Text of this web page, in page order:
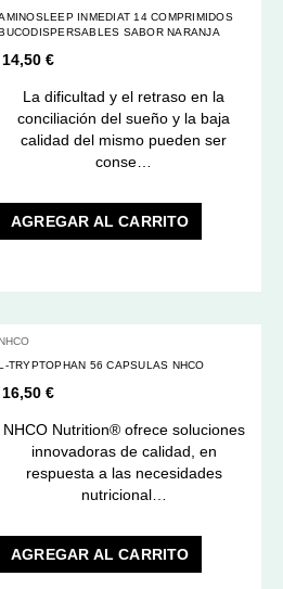
INMEDIAT 14 COMPRIMIDOS
SABOR NARANJA
14,50 €
La dificultad y el retraso en la
conciliación del sueño y la baja
calidad del mismo pueden ser
conse…
AGREGAR AL CARRITO
L-TRYPTOPHAN 56 CAPSULAS NHCO
16,50 €
NHCO Nutrition® ofrece soluciones
innovadoras de calidad, en
respuesta a las necesidades
nutricional…
AGREGAR AL CARRITO